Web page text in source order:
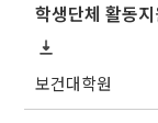
보건대학원